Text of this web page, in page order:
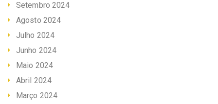
Setembro 2024
Agosto 2024
Julho 2024
Junho 2024
Maio 2024
Abril 2024
Março 2024